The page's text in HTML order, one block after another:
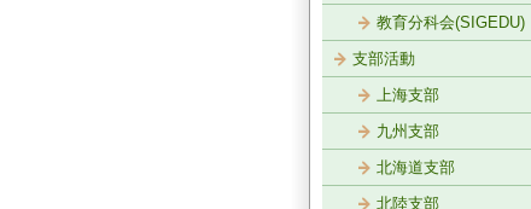
教育分科会(SIGEDU)
支部活動
上海支部
九州支部
北海道支部
北陸支部